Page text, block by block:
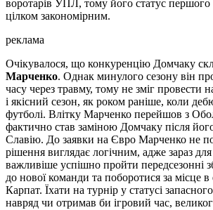
воротарів УПЛ, тому його статус першого
цілком закономірним.
реклама
Очікувалося, що конкуренцію Домчаку
Марченко. Однак минулого сезону він
часу через травму, тому не зміг провести
і якісний сезон, як роком раніше, коли
футболі. Влітку Марченко перейшов з
фактично став заміною Домчаку після
Славію. До заявки на Євро Марченко не
рішення виглядає логічним, адже зараз
важливіше успішно пройти передсезонні
до нової команди та поборотися за місце
Карпат. Їхати на турнір у статусі
навряд чи отримав би ігровий час,